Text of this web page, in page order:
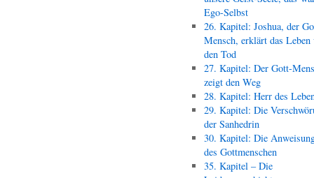
Ego-Selbst
26. Kapitel: Joshua, der
Mensch, erklärt das Leben
den Tod
27. Kapitel: Der Gott-
zeigt den Weg
28. Kapitel: Herr des
29. Kapitel: Die
der Sanhedrin
30. Kapitel: Die
des Gottmenschen
35. Kapitel – Die